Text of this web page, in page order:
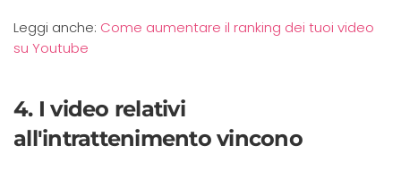
Leggi anche: Come aumentare il ranking dei tuoi video
su Youtube
4. I video relativi
all'intrattenimento vincono